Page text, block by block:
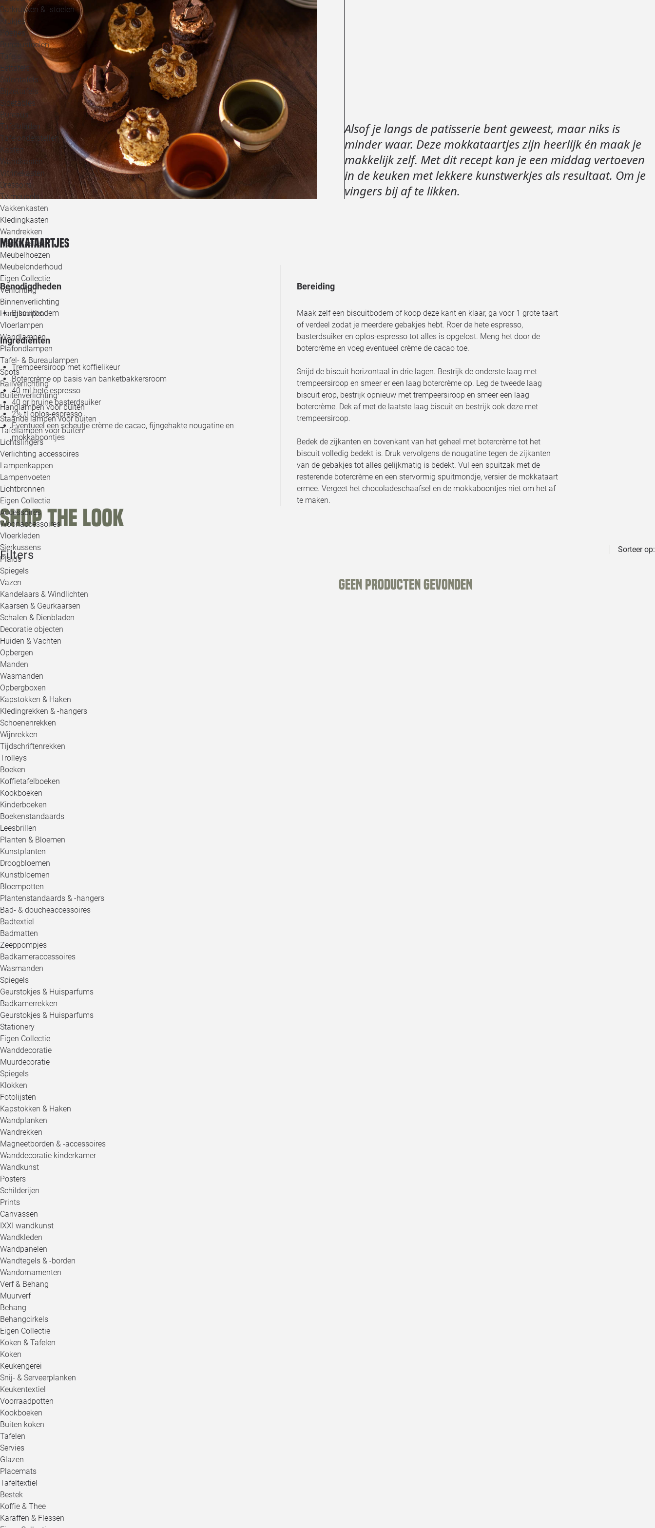
Barkrukken & -stoelen
Krukjes
Poefjes
Bureaustoelen
Tafels
Eettafels
Salontafels
Bijzettafels
Sidetables
Bureaus
Tafelbladen
Tafelonderstellen
Kasten
Wandkasten
Vitrinekasten
Dressoirs
Tv meubels
Vakkenkasten
Kledingkasten
Wandrekken
Nachtkastjes
Meubelhoezen
Meubelonderhoud
Eigen Collectie
Verlichting
Binnenverlichting
Hanglampen
Vloerlampen
Wandlampen
Plafondlampen
Tafel- & Bureaulampen
Spots
Railverlichting
Buitenverlichting
Hanglampen voor buiten
Staande lampen voor buiten
Tafellampen voor buiten
Lichtslingers
Verlichting accessoires
Lampenkappen
Lampenvoeten
Lichtbronnen
Eigen Collectie
Accessoires
Woonaccessoires
Vloerkleden
Sierkussens
Plaids
Spiegels
Vazen
Kandelaars & Windlichten
Kaarsen & Geurkaarsen
Schalen & Dienbladen
Decoratie objecten
Huiden & Vachten
Opbergen
Manden
Wasmanden
Opbergboxen
Kapstokken & Haken
Kledingrekken & -hangers
Schoenenrekken
Wijnrekken
Tijdschriftenrekken
Trolleys
Boeken
Koffietafelboeken
Kookboeken
Kinderboeken
Boekenstandaards
Leesbrillen
Planten & Bloemen
Kunstplanten
Droogbloemen
Kunstbloemen
Bloempotten
Plantenstandaards & -hangers
Bad- & doucheaccessoires
Badtextiel
Badmatten
Zeeppompjes
Badkameraccessoires
Wasmanden
Spiegels
Geurstokjes & Huisparfums
Badkamerrekken
Geurstokjes & Huisparfums
Stationery
Eigen Collectie
Wanddecoratie
Muurdecoratie
Spiegels
Klokken
Fotolijsten
Kapstokken & Haken
Wandplanken
Wandrekken
Magneetborden & -accessoires
Wanddecoratie kinderkamer
Wandkunst
Posters
Schilderijen
Prints
Canvassen
IXXI wandkunst
Wandkleden
Wandpanelen
Wandtegels & -borden
Wandornamenten
Verf & Behang
Muurverf
Behang
Behangcirkels
Eigen Collectie
Koken & Tafelen
Koken
Keukengerei
Snij- & Serveerplanken
Keukentextiel
Voorraadpotten
Kookboeken
Buiten koken
Tafelen
Servies
Glazen
Placemats
Tafeltextiel
Bestek
Koffie & Thee
Karaffen & Flessen
Alsof je langs de patisserie bent geweest, maar niks is
minder waar. Deze mokkataartjes zijn heerlijk én maak je
makkelijk zelf. Met dit recept kan je een middag vertoeven
in de keuken met lekkere kunstwerkjes als resultaat. Om je
vingers bij af te likken.
Mokkataartjes
Benodigdheden
Biscuitbodem
Ingrediënten
Trempeersiroop met koffielikeur
Botercrème op basis van banketbakkersroom
40 ml hete espresso
40 gr bruine basterdsuiker
2½ tl oplos-espresso
Eventueel een scheutje crème de cacao, fijngehakte nougatine en
mokkaboontjes
Bereiding
Maak zelf een biscuitbodem of koop deze kant en klaar, ga voor 1 grote taart
of verdeel zodat je meerdere gebakjes hebt. Roer de hete espresso,
basterdsuiker en oplos-espresso tot alles is opgelost. Meng het door de
botercrème en voeg eventueel crème de cacao toe.
Snijd de biscuit horizontaal in drie lagen. Bestrijk de onderste laag met
trempeersiroop en smeer er een laag botercrème op. Leg de tweede laag
biscuit erop, bestrijk opnieuw met trempeersiroop en smeer een laag
botercrème. Dek af met de laatste laag biscuit en bestrijk ook deze met
trempeersiroop.
Bedek de zijkanten en bovenkant van het geheel met botercrème tot het
biscuit volledig bedekt is. Druk vervolgens de nougatine tegen de zijkanten
van de gebakjes tot alles gelijkmatig is bedekt. Vul een spuitzak met de
resterende botercrème en een stervormig spuitmondje, versier de mokkataart
ermee. Vergeet het chocoladeschaafsel en de mokkaboontjes niet om het af
te maken.
Shop the look
Filters Sorteer op:
Geen producten gevonden